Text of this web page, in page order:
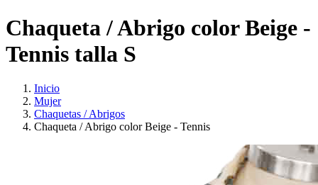
Chaqueta / Abrigo color Beige -
Tennis talla S
Inicio
Mujer
Chaquetas / Abrigos
Chaqueta / Abrigo color Beige - Tennis